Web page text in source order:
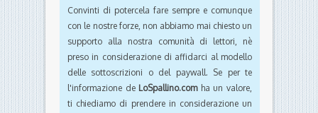
Convinti di potercela fare sempre e comunque
con le nostre forze, non abbiamo mai chiesto un
supporto alla nostra comunità di lettori, nè
preso in considerazione di affidarci al modello
delle sottoscrizioni o del paywall. Se per te
l'informazione de LoSpallino.comha un valore,
ti chiediamo di prendere in considerazione un